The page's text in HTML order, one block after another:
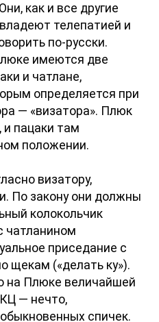
как и все другие
телепатией и
по-русски.
имеются две
и чатлане,
определяется при
— «визатора». Плюк
и пацаки там
положении.
визатору,
По закону они должны
колокольчик
чатланином
приседание с
щекам («делать ку»).
на Плюке величайшей
— нечто,
спичек.